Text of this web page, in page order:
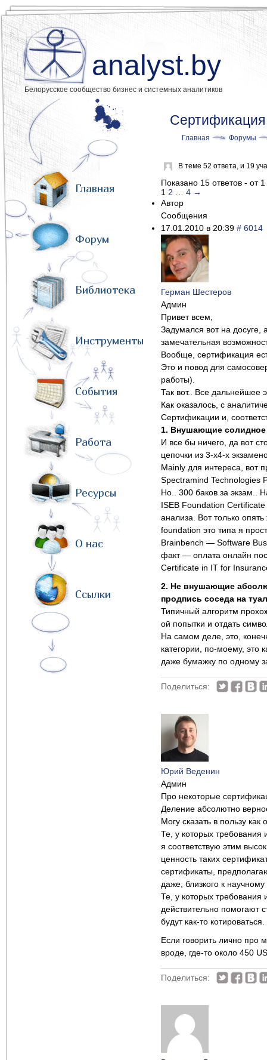
analyst.by
Белорусское сообщество бизнес и системных аналитиков
Главная
Форум
Библиотека
Инструменты
События
Работа
Ресурсы
О нас
Ссылки
Сертификация
Главная Форумы
В теме 52 ответа, и 19
Показано 15 ответов - от
1 2 4 →
Автор
Сообщения
17.01.2010 в 20:39 # 6014
Герман Шестеров
Админ
Привет всем,
Задумался вот на досуге,
замечательная
Вообще, сертификация
Это и повод для
работы).
Так вот.. Все дальнейшее
Как оказалось, с
Сертификации и,
1. Внушающие солидное
И все бы ничего, да вот
цепочки из 3-х4-х
Mainly для интереса, вот
Spectramind Technologies
Но.. 300 баков за экзам..
ISEB Foundation
анализа. Вот только
foundation это типа я
Brainbench — Software
факт — оплата онлайн
Certificate in IT for
2. Не внушающие
продпись соседа на
Типичный алгоритм
ой попытки и отдать
На самом деле, это,
категории, по-моему, это
даже бумажку по одному
Поделиться:
Юрий Веденин
Админ
Про некоторые
Деление абсолютно
Могу сказать в пользу как
Те, у которых
я соответствую этим
ценность таких
сертификаты,
даже, близкого к
Те, у которых требования
действительно помогают
будут как-то котироваться.
Если говорить лично про
вроде, где-то около 450
Поделиться: